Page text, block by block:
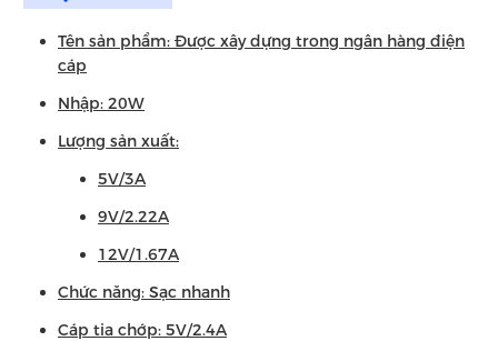
Tên sản phẩm: Được xây dựng trong ngân hàng điện
cáp
Nhập: 20W
Lượng sản xuất:
5V/3A
9V/2.22A
12V/1.67A
Chức năng: Sạc nhanh
Cáp tia chớp: 5V/2.4A